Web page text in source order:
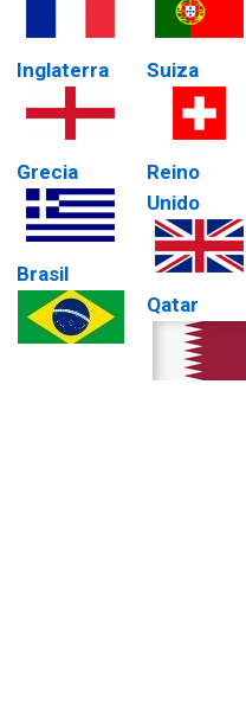
Inglaterra
Grecia
Brasil
Suiza
Reino
Unido
Qatar